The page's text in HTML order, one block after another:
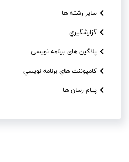
سایر رشته ها
گزارشگيري
پلاگین های برنامه نویسی
کامپوننت هاي برنامه نويسي
پیام رسان ها